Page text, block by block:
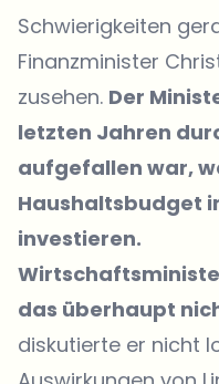
Schwierigkeiten
Finanzminister
zusehen. Der
letzten Jahren
aufgefallen war,
Haushaltsbudget
investieren.
das überhaupt
diskutierte er nicht